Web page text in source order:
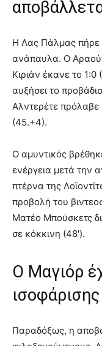
Η Λας Πάλμας πήρε
ανάπαυλα. Ο
Κιριάν έκανε το
αυξήσει το
Αλντερέτε πρόλαβε
(45.+4).
Ο αμυντικός
ενέργεια μετά την
πτέρνα της
προβολή του
Ματέο Μπούσκετς
σε κόκκινη (48′).
Ο Μαγιόρ
Παραδόξως, η